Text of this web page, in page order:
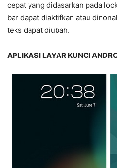
cepat yang didasarkan pada
bar dapat diaktifkan atau
teks dapat diubah.
APLIKASI LAYAR KUNCI